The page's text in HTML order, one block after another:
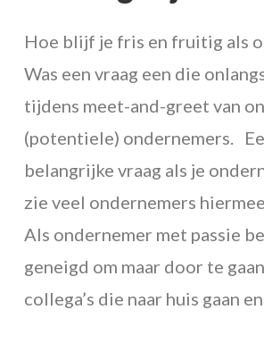
Hoe blijf je fris en fruitig als
Was een vraag een die
tijdens meet-and-greet van
(potentiele) ondernemers.
belangrijke vraag als je
zie veel ondernemers
Als ondernemer met passie
geneigd om maar door te
collega’s die naar huis gaan